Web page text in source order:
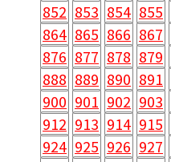
852 853 854 855
864 865 866 867
876 877 878 879
888 889 890 891
900 901 902 903
912 913 914 915
924 925 926 927